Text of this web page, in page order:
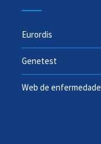
Eurordis
Genetest
Web de